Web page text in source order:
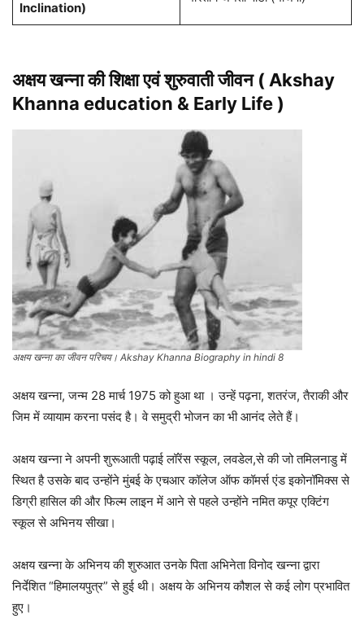
Inclination)
अक्षय खन्ना की शिक्षा एवं शुरुवाती जीवन ( Akshay
Khanna education & Early Life )
अक्षय खन्ना का जीवन परिचय। Akshay Khanna Biography in hindi 8
अक्षय खन्ना, जन्म 28 मार्च 1975 को हुआ था । उन्हें पढ़ना, शतरंज, तैराकी और
जिम में व्यायाम करना पसंद है। वे समुद्री भोजन का भी आनंद लेते हैं।
अक्षय खन्ना ने अपनी शुरूआती पढ़ाई लॉरेंस स्कूल, लवडेल,से की जो तमिलनाडु में
स्थित है उसके बाद उन्होंने मुंबई के एचआर कॉलेज ऑफ कॉमर्स एंड इकोनॉमिक्स से
डिग्री हासिल की और फिल्म लाइन में आने से पहले उन्होंने नमित कपूर एक्टिंग
स्कूल से अभिनय सीखा।
अक्षय खन्ना के अभिनय की शुरुआत उनके पिता अभिनेता विनोद खन्ना द्वारा
निर्देशित “हिमालयपुत्र” से हुई थी। अक्षय के अभिनय कौशल से कई लोग प्रभावित
हुए।